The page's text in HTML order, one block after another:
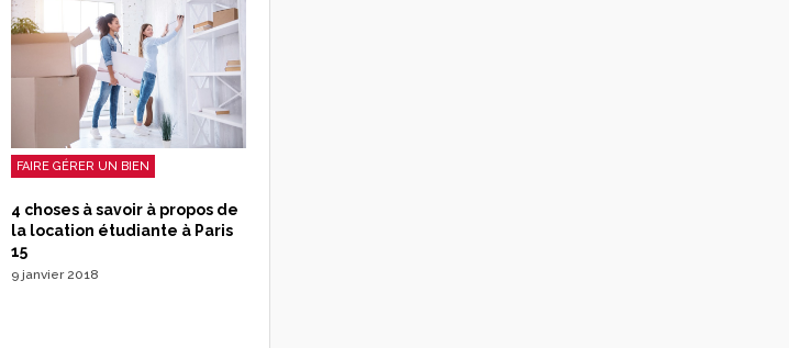
FAIRE GÉRER UN BIEN
4 choses à savoir à propos de
la location étudiante à Paris
15
9 janvier 2018